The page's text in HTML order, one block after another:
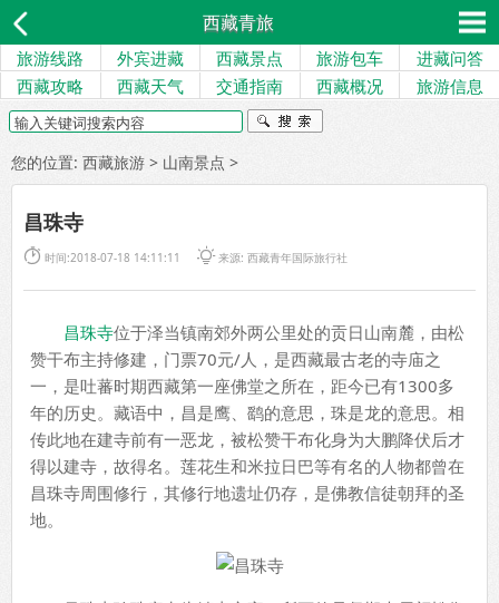
西藏青旅
旅游线路 外宾进藏 西藏景点 旅游包车
进藏问答
西藏攻略
西藏天气 交通指南 西藏概况 旅游信息
您的位置: 西藏旅游 > 山南景点 >
昌珠寺
 时间:2018-07-18 14:11:11 来源: 西藏青年国际旅行社
昌珠寺位于泽当镇南郊外两公里处的贡日山南麓，由松
赞干布主持修建，门票70元/人，是西藏最古老的寺庙之
一，是吐蕃时期西藏第一座佛堂之所在，距今已有1300多
年的历史。藏语中，昌是鹰、鹞的意思，珠是龙的意思。相
传此地在建寺前有一恶龙，被松赞干布化身为大鹏降伏后才
得以建寺，故得名。莲花生和米拉日巴等有名的人物都曾在
昌珠寺周围修行，其修行地遗址仍存，是佛教信徒朝拜的圣
地。